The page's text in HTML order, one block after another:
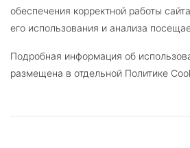
обеспечения корректной работы
его использования и анализа
Подробная информация об
размещена в отдельной Политике